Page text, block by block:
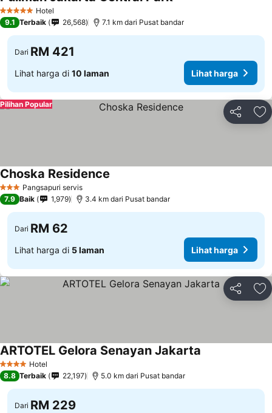
5 Bintang Hotel
9.1 Terbaik 26,568 7.1 km dari Pusat bandar
Dari RM 421
Lihat harga di 10 laman Lihat harga
Kongsi
Pilihan Popular
3 BintangPangsapuri servis
Choska Residence
7.9 Baik 1,979 3.4 km dari Pusat bandar
Dari RM 62
Lihat harga di 5 laman Lihat harga
Kongsi
4 BintangHotel
ARTOTEL Gelora Senayan Jakarta
8.8 Terbaik 22,197 5.0 km dari Pusat bandar
Dari RM 229